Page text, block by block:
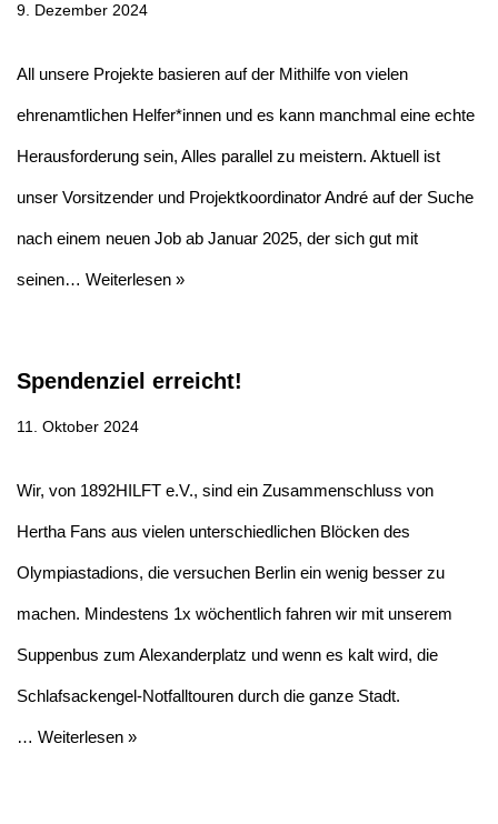
9. Dezember 2024
All unsere Projekte basieren auf der Mithilfe von vielen
ehrenamtlichen Helfer*innen und es kann manchmal eine echte
Herausforderung sein, Alles parallel zu meistern. Aktuell ist
unser Vorsitzender und Projektkoordinator André auf der Suche
nach einem neuen Job ab Januar 2025, der sich gut mit
seinen… Weiterlesen »
Spendenziel erreicht!
11. Oktober 2024
Wir, von 1892HILFT e.V., sind ein Zusammenschluss von
Hertha Fans aus vielen unterschiedlichen Blöcken des
Olympiastadions, die versuchen Berlin ein wenig besser zu
machen. Mindestens 1x wöchentlich fahren wir mit unserem
Suppenbus zum Alexanderplatz und wenn es kalt wird, die
Schlafsackengel-Notfalltouren durch die ganze Stadt.
… Weiterlesen »